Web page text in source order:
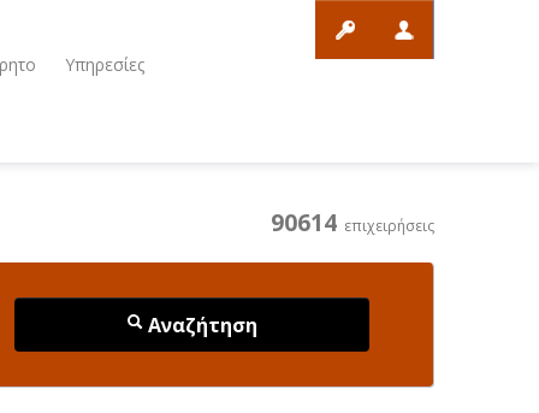
Υπηρεσίες
90614 επιχειρήσεις
Αναζήτηση